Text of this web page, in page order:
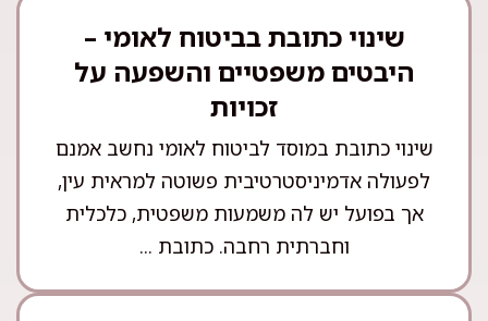
שינוי כתובת בביטוח לאומי –
היבטים משפטיים והשפעה על
זכויות
שינוי כתובת במוסד לביטוח לאומי נחשב אמנם
לפעולה אדמיניסטרטיבית פשוטה למראית עין,
אך בפועל יש לה משמעות משפטית, כלכלית
וחברתית רחבה. כתובת ...